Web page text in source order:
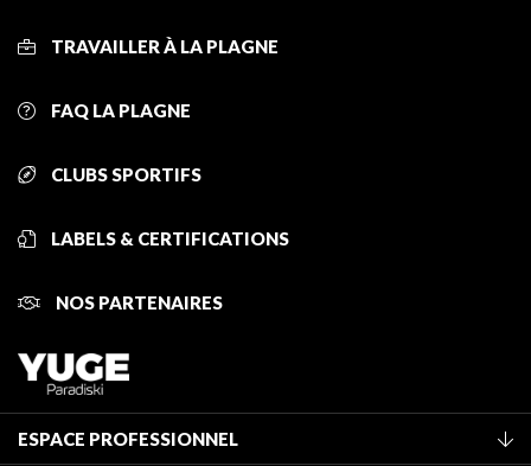
TRAVAILLER À LA PLAGNE
FAQ LA PLAGNE
CLUBS SPORTIFS
LABELS & CERTIFICATIONS
NOS PARTENAIRES
ESPACE PROFESSIONNEL